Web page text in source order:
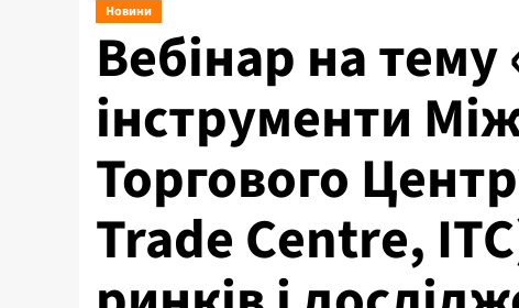
Новини
Вебінар на
інструменти
Торгового
Trade Centre,